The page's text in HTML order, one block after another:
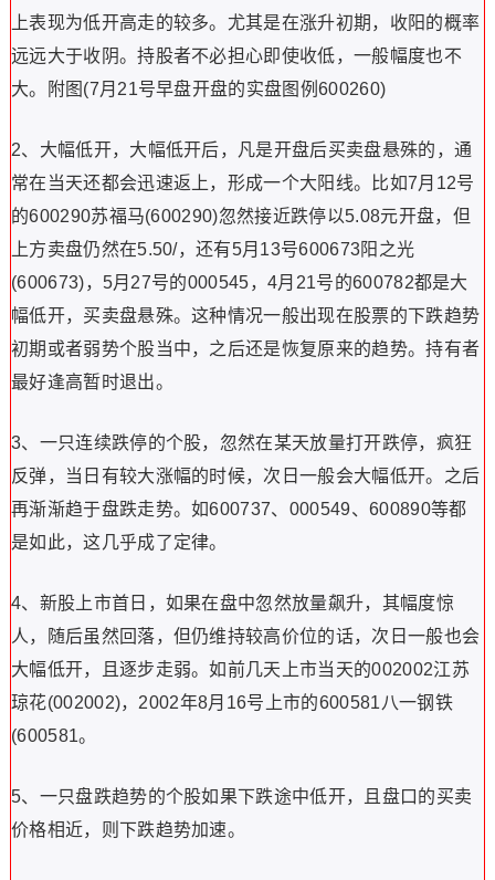
上表现为低开高走的较多。尤其是在涨升初期，收阳的概率
远远大于收阴。持股者不必担心即使收低，一般幅度也不
大。附图(7月21号早盘开盘的实盘图例600260)
2、大幅低开，大幅低开后，凡是开盘后买卖盘悬殊的，通
常在当天还都会迅速返上，形成一个大阳线。比如7月12号
的600290苏福马(600290)忽然接近跌停以5.08元开盘，但
上方卖盘仍然在5.50/，还有5月13号600673阳之光
(600673)，5月27号的000545，4月21号的600782都是大
幅低开，买卖盘悬殊。这种情况一般出现在股票的下跌趋势
初期或者弱势个股当中，之后还是恢复原来的趋势。持有者
最好逢高暂时退出。
3、一只连续跌停的个股，忽然在某天放量打开跌停，疯狂
反弹，当日有较大涨幅的时候，次日一般会大幅低开。之后
再渐渐趋于盘跌走势。如600737、000549、600890等都
是如此，这几乎成了定律。
4、新股上市首日，如果在盘中忽然放量飙升，其幅度惊
人，随后虽然回落，但仍维持较高价位的话，次日一般也会
大幅低开，且逐步走弱。如前几天上市当天的002002江苏
琼花(002002)，2002年8月16号上市的600581八一钢铁
(600581。
5、一只盘跌趋势的个股如果下跌途中低开，且盘口的买卖
价格相近，则下跌趋势加速。